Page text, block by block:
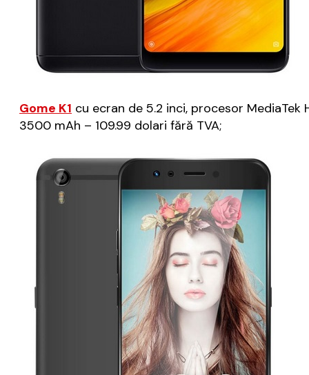
Gome K1 cu ecran de 5.2 inci, procesor
3500 mAh – 109.99 dolari fără TVA;